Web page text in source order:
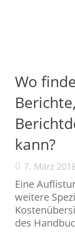
Wo
kann?
7. März
Eine
weitere
des